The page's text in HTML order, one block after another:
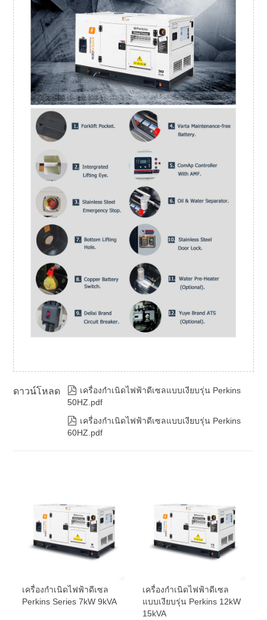
ดาวน์โหลด  เครื่องกำเนิดไฟฟ้าดีเซลแบบเงียบรุ่น Perkins
50HZ.pdf
 เครื่องกำเนิดไฟฟ้าดีเซลแบบเงียบรุ่น Perkins
60HZ.pdf
เครื่องกำเนิดไฟฟ้าดีเซล
Perkins Series 7kW 9kVA
เครื่องกำเนิดไฟฟ้าดีเซล
แบบเงียบรุ่น Perkins 12kW
15kVA